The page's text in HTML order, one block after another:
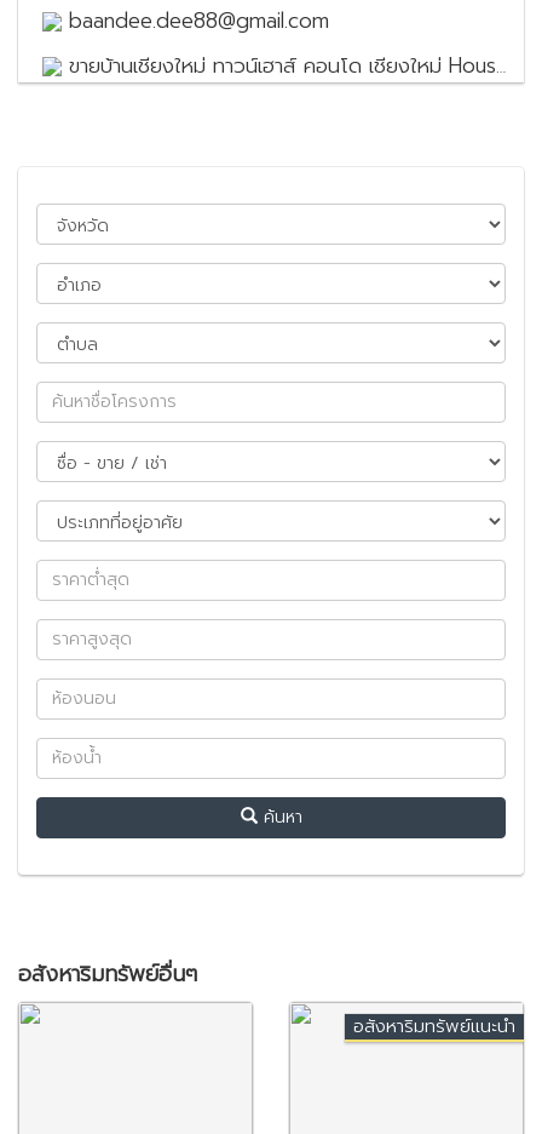
baandee.dee88@gmail.com
ขายบ้านเชียงใหม่ ทาวน์เฮาส์ คอนโด เชียงใหม่ House for sale in Chiang Mai
ค้นหา
อสังหาริมทรัพย์อื่นๆ
อสังหาริมทรัพย์แนะนำ